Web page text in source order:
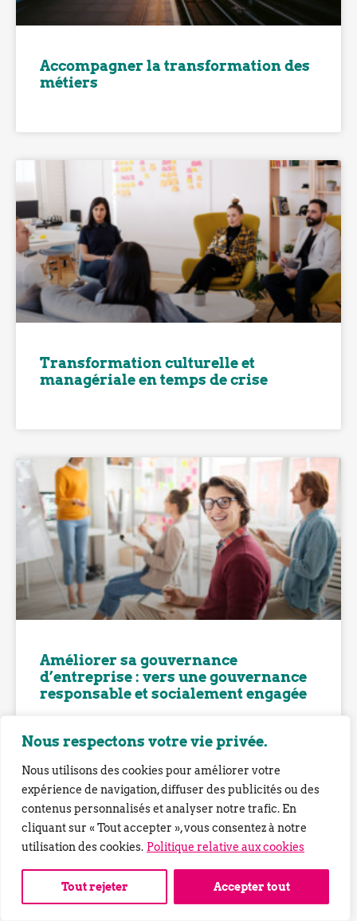
Nous respectons votre vie privée.
Nous utilisons des cookies pour améliorer votre
expérience de navigation, diffuser des publicités ou des
contenus personnalisés et analyser notre trafic. En
cliquant sur « Tout accepter », vous consentez à notre
utilisation des cookies. Politique relative aux cookies
Tout rejeter Accepter tout
Accompagner la transformation des
métiers
Transformation culturelle et
managériale en temps de crise
Améliorer sa gouvernance
d’entreprise : vers une gouvernance
responsable et socialement engagée